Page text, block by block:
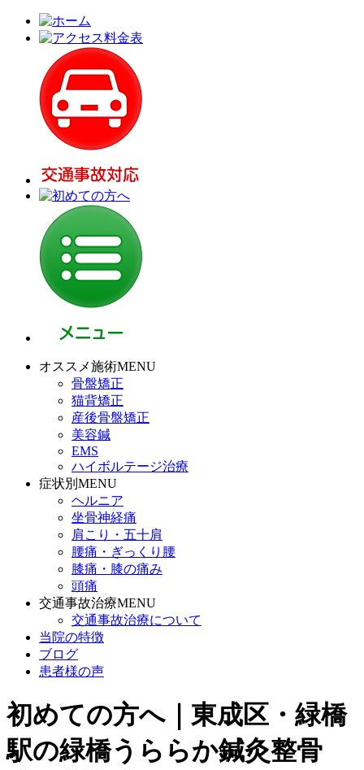
オススメ施術MENU
骨盤矯正
猫背矯正
産後骨盤矯正
美容鍼
EMS
ハイボルテージ治療
症状別MENU
ヘルニア
坐骨神経痛
肩こり・五十肩
腰痛・ぎっくり腰
膝痛・膝の痛み
頭痛
交通事故治療MENU
交通事故治療について
当院の特徴
ブログ
患者様の声
初めての方へ｜東成区・緑橋
駅の緑橋うららか鍼灸整骨